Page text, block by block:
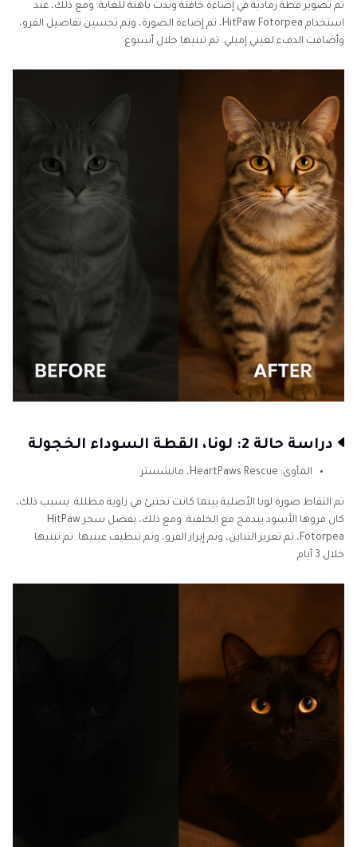
تم تصوير قطة رمادية في إضاءة خافتة وبدت باهتة للغاية. ومع ذلك، عند
استخدام HitPaw Fotorpea، تم إضاءة الصورة، وتم تحسين تفاصيل الفرو،
وأضافت الدفء لعيني إميلي. تم تبنيها خلال أسبوع.
دراسة حالة 2: لونا، القطة السوداء الخجولة
المأوى: HeartPaws Rescue، مانشستر
تم التقاط صورة لونا الأصلية بينما كانت تختبئ في زاوية مظللة. بسبب ذلك،
كان فروها الأسود يندمج مع الخلفية. ومع ذلك، بفضل سحر HitPaw
Fotorpea، تم تعزيز التباين، وتم إبراز الفرو، وتم تنظيف عينيها. تم تبنيها
خلال 3 أيام.